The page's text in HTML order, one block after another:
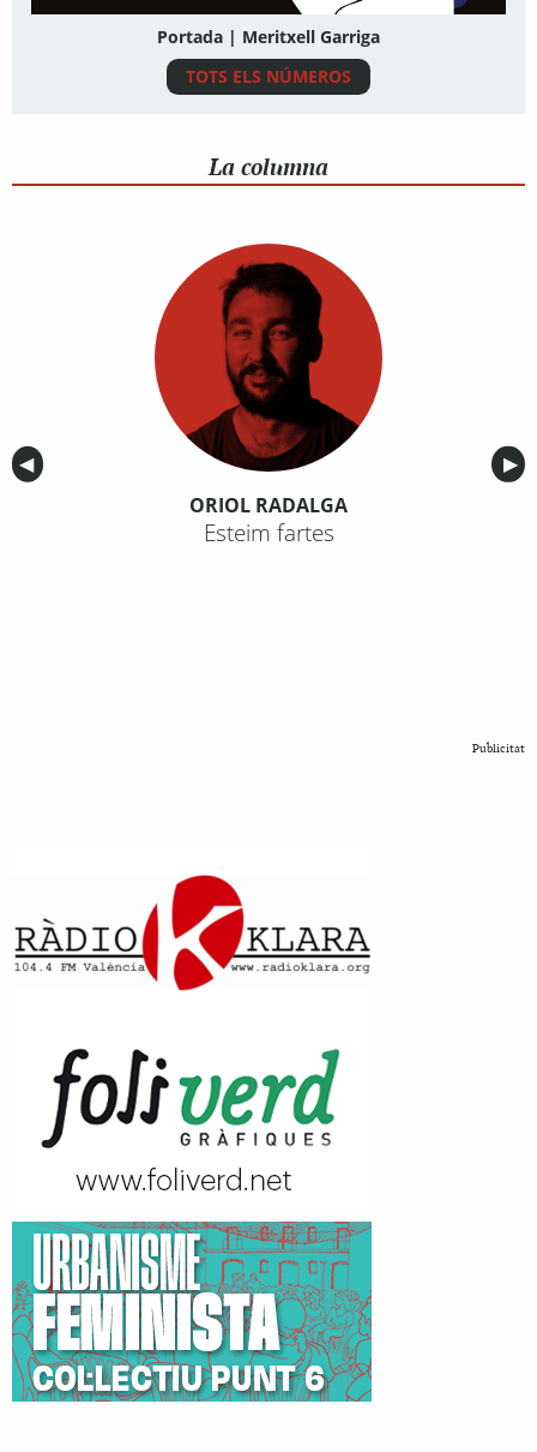
Portada | Meritxell Garriga
TOTS ELS NÚMEROS
La columna
Anterior
◀︎ ▶︎
ORIOL RADALGA
Esteim fartes
Publicitat